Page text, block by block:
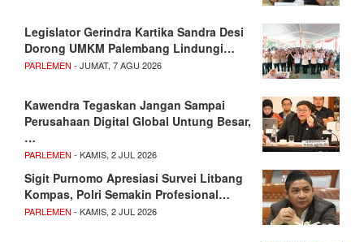
Legislator Gerindra Kartika Sandra Desi
Dorong UMKM Palembang Lindungi…
PARLEMEN - JUMAT, 7 AGU 2026
Kawendra Tegaskan Jangan Sampai
Perusahaan Digital Global Untung Besar,
…
PARLEMEN - KAMIS, 2 JUL 2026
Sigit Purnomo Apresiasi Survei Litbang
Kompas, Polri Semakin Profesional…
PARLEMEN - KAMIS, 2 JUL 2026